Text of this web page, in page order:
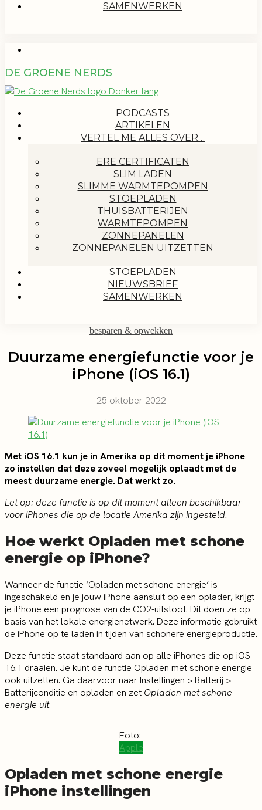
SAMENWERKEN
DE GROENE NERDS
PODCASTS
ARTIKELEN
VERTEL ME ALLES OVER…
ERE CERTIFICATEN
SLIM LADEN
SLIMME WARMTEPOMPEN
STOEPLADEN
THUISBATTERIJEN
WARMTEPOMPEN
ZONNEPANELEN
ZONNEPANELEN UITZETTEN
STOEPLADEN
NIEUWSBRIEF
SAMENWERKEN
besparen & opwekken
Duurzame energiefunctie voor je
iPhone (iOS 16.1)
25 oktober 2022
Met iOS 16.1 kun je in Amerika op dit moment je iPhone
zo instellen dat deze zoveel mogelijk oplaadt met de
meest duurzame energie. Dat werkt zo.
Let op: deze functie is op dit moment alleen beschikbaar
voor iPhones die op de locatie Amerika zijn ingesteld.
Hoe werkt Opladen met schone
energie op iPhone?
Wanneer de functie ‘Opladen met schone energie’ is
ingeschakeld en je jouw iPhone aansluit op een oplader, krijgt
je iPhone een prognose van de CO2-uitstoot. Dit doen ze op
basis van het lokale energienetwerk. Deze informatie gebruikt
de iPhone op te laden in tijden van schonere energieproductie.
Deze functie staat standaard aan op alle iPhones die op iOS
16.1 draaien. Je kunt de functie Opladen met schone energie
ook uitzetten. Ga daarvoor naar Instellingen > Batterij >
Batterijconditie en opladen en zet Opladen met schone
energie uit.
Foto:
Apple
Opladen met schone energie
iPhone instellingen